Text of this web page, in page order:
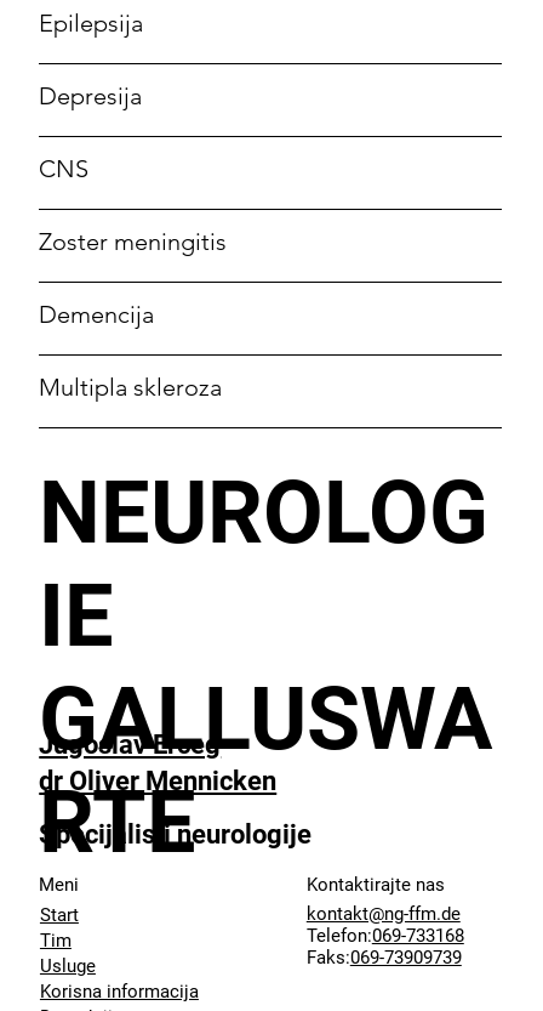
Epilepsija
Depresija
CNS
Zoster meningitis
Demencija
Multipla skleroza
Jugoslav Erceg
dr Oliver Mennicken
Specijalisti neurologije
Meni
Start
Tim
Usluge
Korisna informacija
Kontaktirajte nas
kontakt@ng-ffm.de
Telefon:069-733168
Faks:069-73909739
NEUROLOG
IE
GALLUSWA
RTE